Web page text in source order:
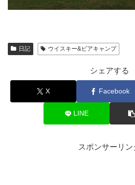
日記 ウイスキー&ビアキャンプ
シェアする
X Facebook
LINE
スポンサーリン